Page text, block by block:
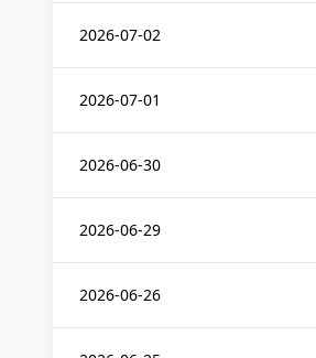
2026-07-02
2026-07-01
2026-06-30
2026-06-29
2026-06-26